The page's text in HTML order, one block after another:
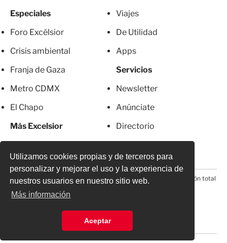
Utilizamos cookies propias y de terceros para
personalizar y mejorar el uso y la experiencia de
nuestros usuarios en nuestro sitio web.
Más información
Aceptar
Especiales
Foro Excélsior
Crisis ambiental
Franja de Gaza
Metro CDMX
El Chapo
Más Excelsior
Viajes
De Utilidad
Apps
Servicios
Newsletter
Anúnciate
Directorio
© 2026 Todos los derechos reservados. Prohibida la reproducción total
o parcial, incluyendo cualquier medio electrónico*